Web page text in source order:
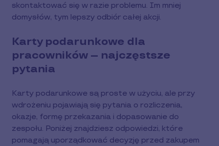
skontaktować się w razie problemu. Im mniej
domysłów, tym lepszy odbiór całej akcji.
Karty podarunkowe dla
pracowników – najczęstsze
pytania
Karty podarunkowe są proste w użyciu, ale przy
wdrożeniu pojawiają się pytania o rozliczenia,
okazje, formę przekazania i dopasowanie do
zespołu. Poniżej znajdziesz odpowiedzi, które
pomagają uporządkować decyzję przed zakupem